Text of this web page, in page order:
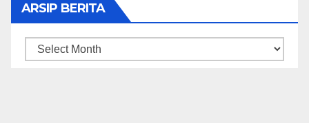
ARSIP BERITA
ARSIP